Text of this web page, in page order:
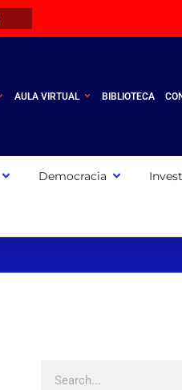
AULA VIRTUAL BIBLIOTECA
Democracia